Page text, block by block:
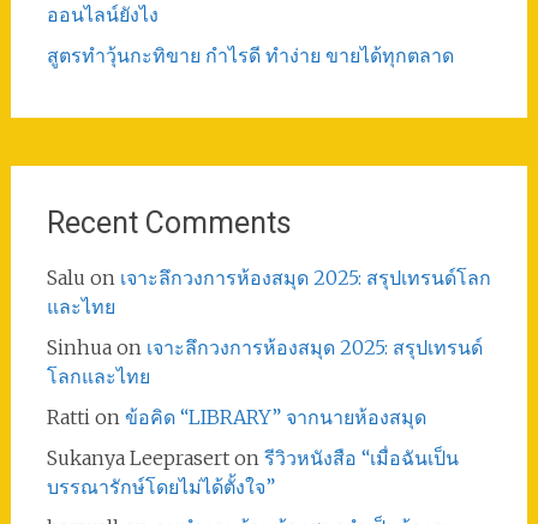
ออนไลน์ยังไง
สูตรทําวุ้นกะทิขาย กำไรดี ทำง่าย ขายได้ทุกตลาด
Recent Comments
Salu on เจาะลึกวงการห้องสมุด 2025: สรุปเทรนด์โลก
และไทย
Sinhuaon เจาะลึกวงการห้องสมุด 2025: สรุปเทรนด์
โลกและไทย
Ratti on ข้อคิด “LIBRARY” จากนายห้องสมุด
Sukanya Leepraserton รีวิวหนังสือ “เมื่อฉันเป็น
บรรณารักษ์โดยไม่ได้ตั้งใจ”